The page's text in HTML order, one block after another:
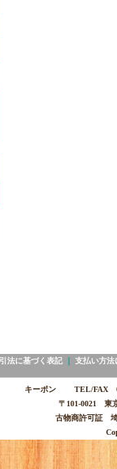
法に基づく表記｜ 支払い方法
キーポン TEL/FAX
〒101-0021 東
古物商許可証